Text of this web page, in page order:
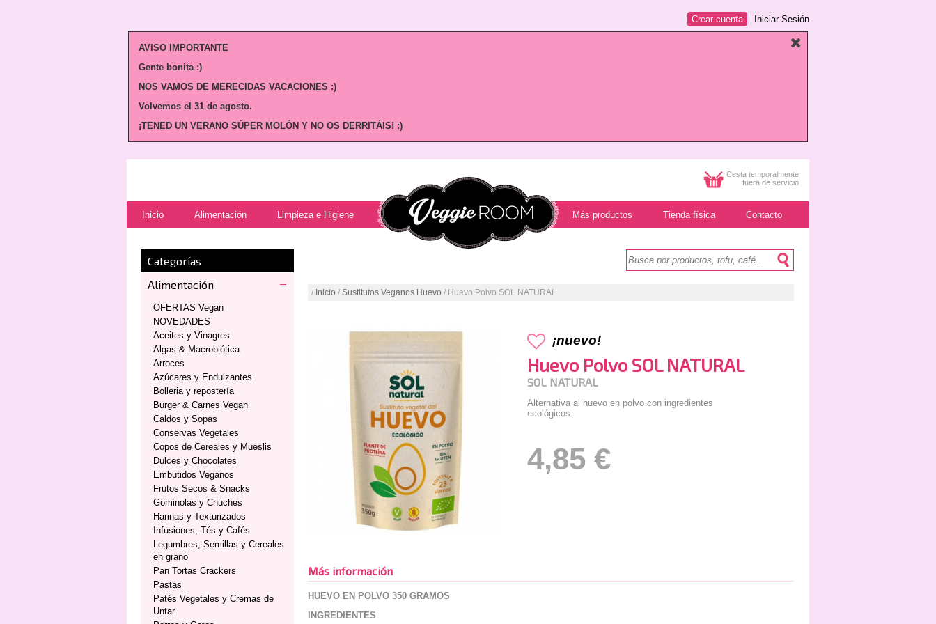
Iniciar Sesión
Crear cuenta
AVISO IMPORTANTE
Gente bonita :)
NOS VAMOS DE MERECIDAS VACACIONES :)
Volvemos el 31 de agosto.
¡TENED UN VERANO SÚPER MOLÓN Y NO OS DERRITÁIS! :)
Cesta temporalmente
fuera de servicio
Inicio Alimentación Limpieza e Higiene Más productos Tienda física Contacto
Categorías
Alimentación
OFERTAS Vegan
NOVEDADES
Aceites y Vinagres
Algas & Macrobiótica
Arroces
Azúcares y Endulzantes
Bolleria y repostería
Burger & Carnes Vegan
Caldos y Sopas
Conservas Vegetales
Copos de Cereales y Mueslis
Dulces y Chocolates
Embutidos Veganos
Frutos Secos & Snacks
Gominolas y Chuches
Harinas y Texturizados
Infusiones, Tés y Cafés
Legumbres, Semillas y Cereales
en grano
Pan Tortas Crackers
Pastas
Patés Vegetales y Cremas de
Untar
/ Inicio / Sustitutos Veganos Huevo / Huevo Polvo SOL NATURAL
¡nuevo!
Huevo Polvo SOL NATURAL
SOL NATURAL
Alternativa al huevo en polvo con ingredientes
ecológicos.
4,85 €
Más información
HUEVO EN POLVO 350 GRAMOS
INGREDIENTES